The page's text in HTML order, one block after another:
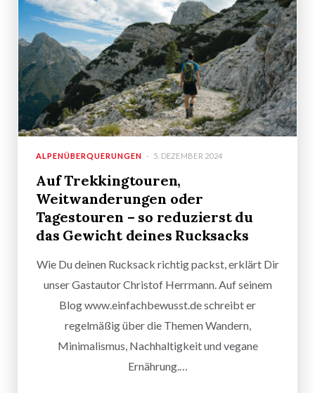
ALPENÜBERQUERUNGEN 5. DEZEMBER 2024
Auf Trekkingtouren,
Weitwanderungen oder
Tagestouren – so reduzierst du
das Gewicht deines Rucksacks
Wie Du deinen Rucksack richtig packst, erklärt Dir
unser Gastautor Christof Herrmann. Auf seinem
Blog www.einfachbewusst.de schreibt er
regelmäßig über die Themen Wandern,
Minimalismus, Nachhaltigkeit und vegane
Ernährung.…